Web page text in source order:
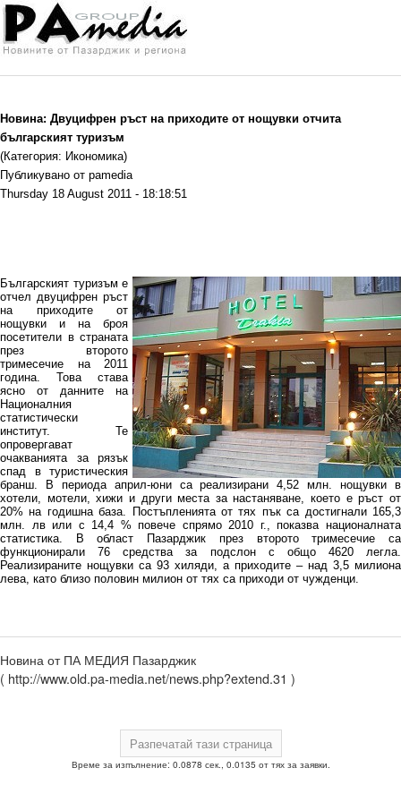
Новина: Двуцифрен ръст на приходите от нощувки отчита
българският туризъм
(Категория: Икономика)
Публикувано от pamedia
Thursday 18 August 2011 - 18:18:51
Българският туризъм е
отчел двуцифрен ръст
на приходите от
нощувки и на броя
посетители в страната
през второто
тримесечие на 2011
година. Това става
ясно от данните на
Националния
статистически
институт. Те
опровергават
очакванията за рязък
спад в туристическия
бранш. В периода април-юни са реализирани 4,52 млн. нощувки в
хотели, мотели, хижи и други места за настаняване, което е ръст от
20% на годишна база. Постъпленията от тях пък са достигнали 165,3
млн. лв или с 14,4 % повече спрямо 2010 г., показва националната
статистика. В област Пазарджик през второто тримесечие са
функционирали 76 средства за подслон с общо 4620 легла.
Реализираните нощувки са 93 хиляди, а приходите – над 3,5 милиона
лева, като близо половин милион от тях са приходи от чужденци.
Новина от ПА МЕДИЯ Пазарджик
( http://www.old.pa-media.net/news.php?extend.31 )
Време за изпълнение: 0.0878 сек., 0.0135 от тях за заявки.